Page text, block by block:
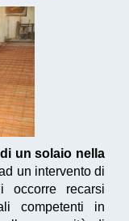
un solaio nella
un intervento di
occorre recarsi
competenti in